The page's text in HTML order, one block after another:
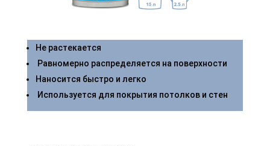
Не растекается
Равномерно распределяется на поверхности
Наносится быстро и легко
Используется для покрытия потолков и стен